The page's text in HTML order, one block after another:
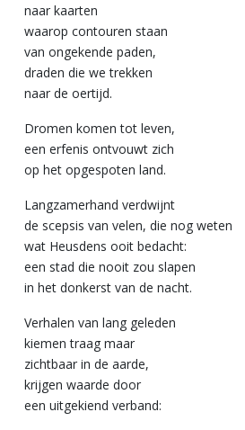
naar kaarten
waarop contouren staan
van ongekende paden,
draden die we trekken
naar de oertijd.
Dromen komen tot leven,
een erfenis ontvouwt zich
op het opgespoten land.
Langzamerhand verdwijnt
de scepsis van velen, die nog weten
wat Heusdens ooit bedacht:
een stad die nooit zou slapen
in het donkerst van de nacht.
Verhalen van lang geleden
kiemen traag maar
zichtbaar in de aarde,
krijgen waarde door
een uitgekiend verband: